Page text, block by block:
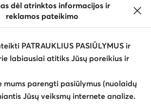
dėl atrinktos informacijos ir
reklamos pateikimo
PATRAUKLIUS PASIŪLYMUS ir
labiausiai atitiks Jūsų poreikius ir
mums parengti pasiūlymus (nuolaidų
Jūsų veiksmų internete analize.